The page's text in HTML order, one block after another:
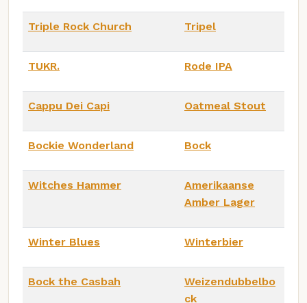
Triple Rock Church Tripel
TUKR. Rode IPA
Cappu Dei Capi Oatmeal Stout
Bockie Wonderland Bock
Witches Hammer
Amerikaanse
Amber Lager
Winter Blues Winterbier
Bock the Casbah
Weizendubbelbo
ck